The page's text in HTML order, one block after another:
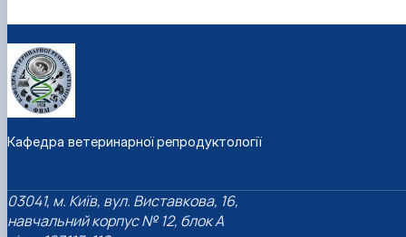
Кафедра ветеринарної репродуктології
03041, м. Київ, вул. Виставкова, 16,
навчальний корпус № 12, блок А